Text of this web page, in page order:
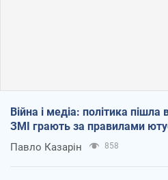
Війна і медіа: політика
ЗМІ грають за правилами
Павло Казарін 858